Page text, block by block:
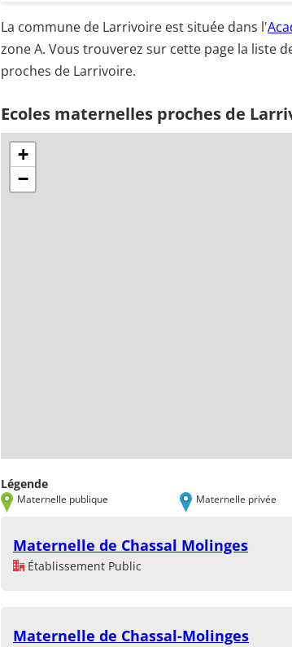
La commune de Larrivoire est située dans l'
zone A. Vous trouverez sur cette page la liste
proches de Larrivoire.
Ecoles maternelles proches de
+
−
Légende
Maternelle publique Maternelle privée
Maternelle de Chassal Molinges
Établissement Public
Maternelle de Chassal-Molinges